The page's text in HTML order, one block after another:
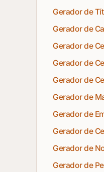
Gerador de
Gerador de
Gerador de
Gerador de
Gerador de
Gerador de
Gerador de
Gerador de
Gerador de
Gerador de